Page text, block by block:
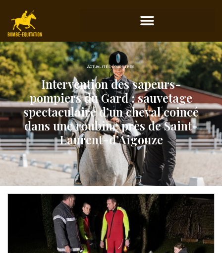
ACTUALITÉS ÉQUESTRES
Intervention des sapeurs-
pompiers du Gard : sauvetage
spectaculaire d’un cheval coincé
dans une roubine près de Saint-
Laurent-d’Aigouze